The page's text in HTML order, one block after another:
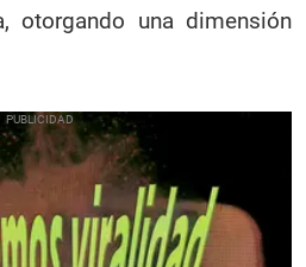
otorgando una dimensión